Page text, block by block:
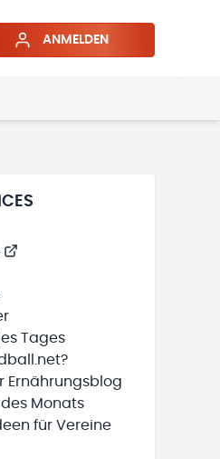
ANMELDEN
Tages
Ernährungsblog
Monats
für Vereine